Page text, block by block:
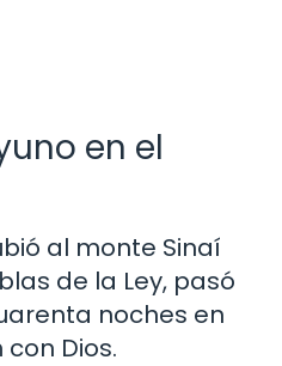
en el
al monte Sinaí
de la Ley, pasó
noches en
Dios.